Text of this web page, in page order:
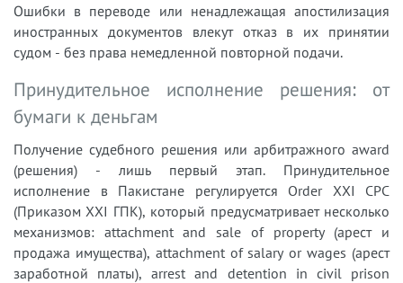
Ошибки в переводе или ненадлежащая апостилизация
иностранных документов влекут отказ в их принятии
судом - без права немедленной повторной подачи.
Принудительное исполнение решения: от
бумаги к деньгам
Получение судебного решения или арбитражного award
(решения) - лишь первый этап. Принудительное
исполнение в Пакистане регулируется Order XXI CPC
(Приказом XXI ГПК), который предусматривает несколько
механизмов: attachment and sale of property (арест и
продажа имущества), attachment of salary or wages (арест
заработной платы), arrest and detention in civil prison